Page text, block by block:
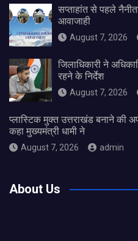
सप्ताहांत से पहले
आवाजाही
August 7, 2026
जिलाधिकारी ने
रहने के निर्देश
August 7, 2026
प्लास्टिक मुक्त उत्तराखंड बनाने की
कहा मुख्यमंत्री धामी ने
August 7, 2026 admin
About Us